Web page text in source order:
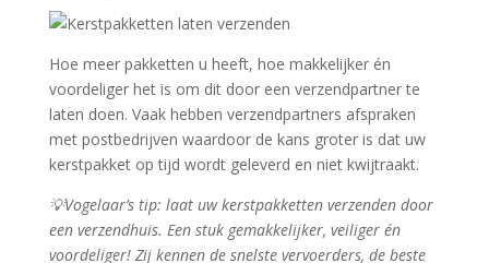
Hoe meer pakketten u heeft, hoe makkelijker én
voordeliger het is om dit door een verzendpartner te
laten doen. Vaak hebben verzendpartners afspraken
met postbedrijven waardoor de kans groter is dat uw
kerstpakket op tijd wordt geleverd en niet kwijtraakt.
💡Vogelaar’s tip: laat uw kerstpakketten verzenden door
een verzendhuis. Een stuk gemakkelijker, veiliger én
voordeliger! Zij kennen de snelste vervoerders, de beste